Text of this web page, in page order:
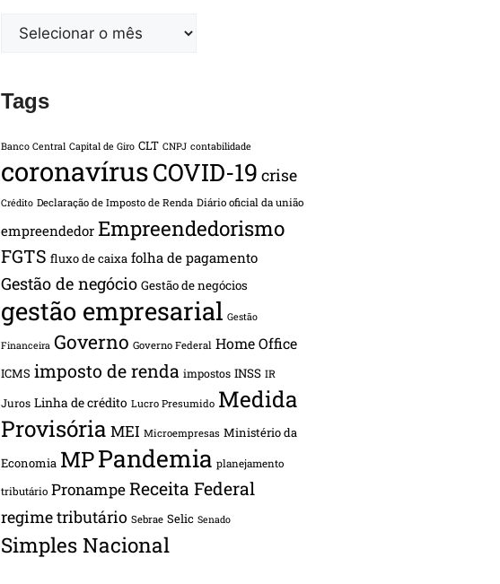
Tags
Banco Central Capital de Giro CLT CNPJ contabilidade
coronavírusCOVID-19 crise
Crédito Declaração de Imposto de Renda Diário oficial da união
empreendedor Empreendedorismo
FGTS fluxo de caixa folha de pagamento
Gestão de negócio Gestão de negócios
gestão empresarial Gestão
Financeira Governo Governo Federal Home Office
ICMS imposto de renda impostos INSS IR
Juros Linha de crédito Lucro Presumido Medida
Provisória MEI Microempresas Ministério da
Economia MPPandemia planejamento
tributário PronampeReceita Federal
regime tributário Sebrae Selic Senado
Simples Nacional